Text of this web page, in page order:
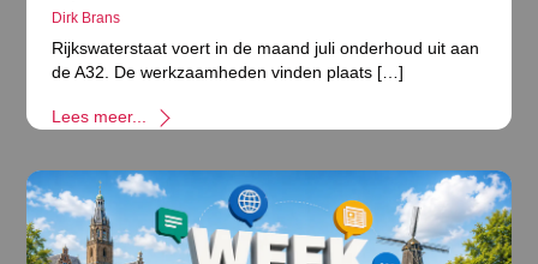
Dirk Brans
Rijkswaterstaat voert in de maand juli onderhoud uit aan
de A32. De werkzaamheden vinden plaats […]
Lees meer...